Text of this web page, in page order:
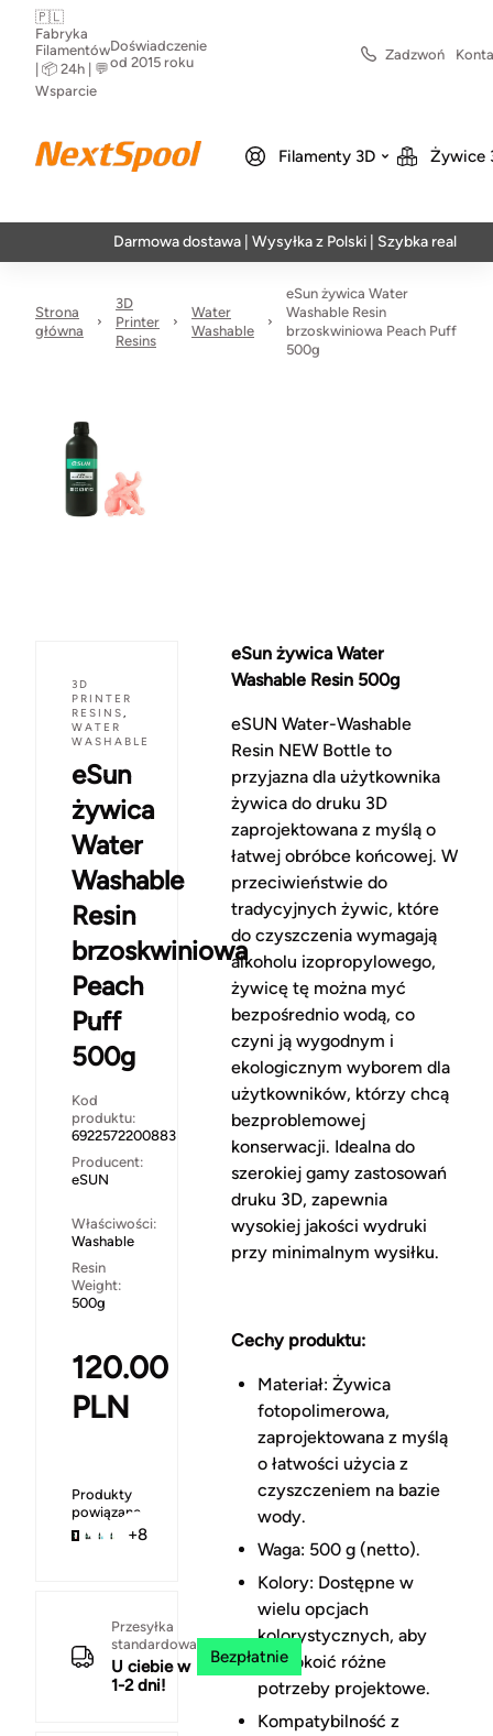
🇵🇱
Fabryka
Filamentów
| 📦 24h | 💬
Wsparcie
Doświadczenie
od 2015 roku
Zadzwoń
Filamenty 3D Żywice
Darmowa dostawa | Wysyłka z Polski | Szybka realizacja w 24h
Strona
główna
3D
Printer
Resins
Water
Washable
eSun żywica Water
Washable Resin
brzoskwiniowa Peach Puff
500g
3D
PRINTER
RESINS,
WATER
WASHABLE
eSun
żywica
Water
Washable
Resin
brzoskwiniowa
Peach
Puff
500g
Kod
produktu:
6922572200883
Producent:
eSUN
Właściwości:
Washable
Resin
Weight:
500g
120.00
PLN
Produkty
powiązane
+8
Przesyłka
standardowa
U ciebie w
1-2 dni!
Bezpłatnie
eSun żywica Water
Washable Resin 500g
eSUN Water-Washable
Resin NEW Bottle to
przyjazna dla użytkownika
żywica do druku 3D
zaprojektowana z myślą o
łatwej obróbce końcowej. W
przeciwieństwie do
tradycyjnych żywic, które
do czyszczenia wymagają
alkoholu izopropylowego,
żywicę tę można myć
bezpośrednio wodą, co
czyni ją wygodnym i
ekologicznym wyborem dla
użytkowników, którzy chcą
bezproblemowej
konserwacji. Idealna do
szerokiej gamy zastosowań
druku 3D, zapewnia
wysokiej jakości wydruki
przy minimalnym wysiłku.
Cechy produktu:
Materiał: Żywica
fotopolimerowa,
zaprojektowana z myślą
o łatwości użycia z
czyszczeniem na bazie
wody.
Waga: 500 g (netto).
Kolory: Dostępne w
wielu opcjach
kolorystycznych, aby
zaspokoić różne
potrzeby projektowe.
Kompatybilność z